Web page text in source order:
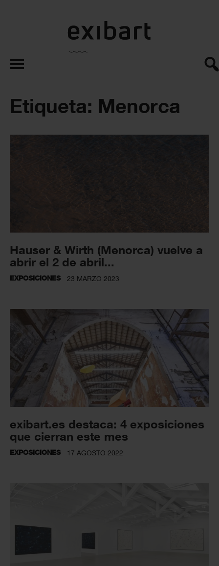
exibart.es
Etiqueta: Menorca
Hauser & Wirth (Menorca) vuelve a
abrir el 2 de abril...
EXPOSICIONES 23 MARZO 2023
exibart.es destaca: 4 exposiciones
que cierran este mes
EXPOSICIONES 17 AGOSTO 2022